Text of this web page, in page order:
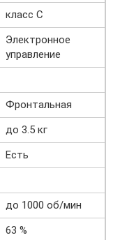
класс C
Электронное
управление
Фронтальная
до 3.5 кг
Есть
до 1000 об/мин
63 %